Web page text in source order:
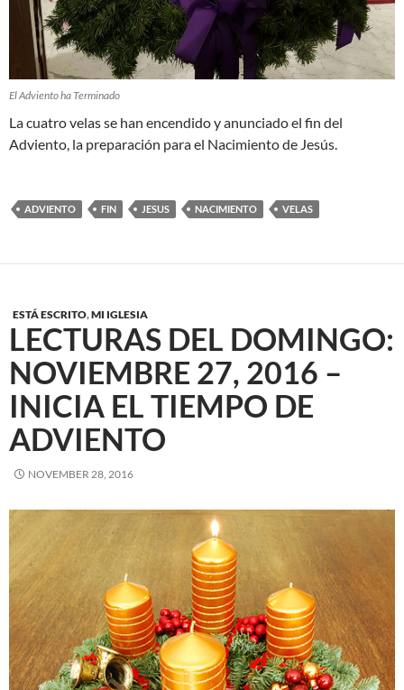
El Adviento ha Terminado
La cuatro velas se han encendido y anunciado el fin del
Adviento, la preparación para el Nacimiento de Jesús.
ADVIENTO FIN JESUS NACIMIENTO VELAS
ESTÁ ESCRITO,MI IGLESIA
LECTURAS DEL DOMINGO:
NOVIEMBRE 27, 2016 –
INICIA EL TIEMPO DE
ADVIENTO
NOVEMBER 28, 2016